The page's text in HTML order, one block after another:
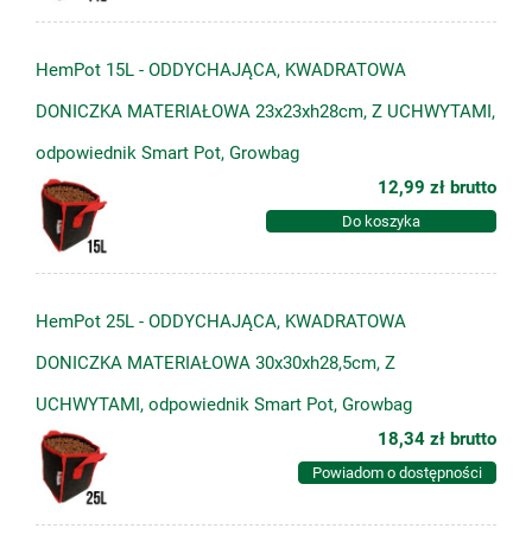
HemPot 15L - ODDYCHAJĄCA, KWADRATOWA
DONICZKA MATERIAŁOWA 23x23xh28cm, Z UCHWYTAMI,
odpowiednik Smart Pot, Growbag
12,99 zł brutto
Do koszyka
HemPot 25L - ODDYCHAJĄCA, KWADRATOWA
DONICZKA MATERIAŁOWA 30x30xh28,5cm, Z
UCHWYTAMI, odpowiednik Smart Pot, Growbag
18,34 zł brutto
Powiadom o dostępności